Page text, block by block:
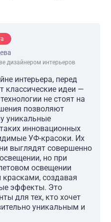
дизайнером интерьеров
интерьера, перед
классические идеи —
не стоят на
позволяют
уникальные
инновационных
УФ-красоки. Их
выглядят совершенно
но при
освещении
создавая
эффекты. Это
для тех, кто хочет
уникальным и